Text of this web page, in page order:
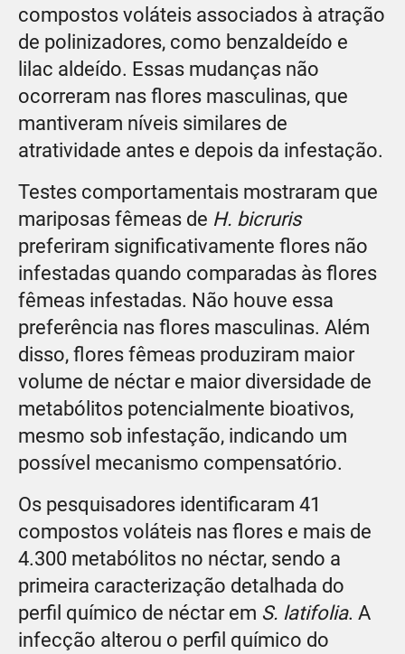
compostos voláteis associados à atração
de polinizadores, como benzaldeído e
lilac aldeído. Essas mudanças não
ocorreram nas flores masculinas, que
mantiveram níveis similares de
atratividade antes e depois da infestação.
Testes comportamentais mostraram que
mariposas fêmeas de H. bicruris
preferiram significativamente flores não
infestadas quando comparadas às flores
fêmeas infestadas. Não houve essa
preferência nas flores masculinas. Além
disso, flores fêmeas produziram maior
volume de néctar e maior diversidade de
metabólitos potencialmente bioativos,
mesmo sob infestação, indicando um
possível mecanismo compensatório.
Os pesquisadores identificaram 41
compostos voláteis nas flores e mais de
4.300 metabólitos no néctar, sendo a
primeira caracterização detalhada do
perfil químico de néctar em S. latifolia. A
infecção alterou o perfil químico do